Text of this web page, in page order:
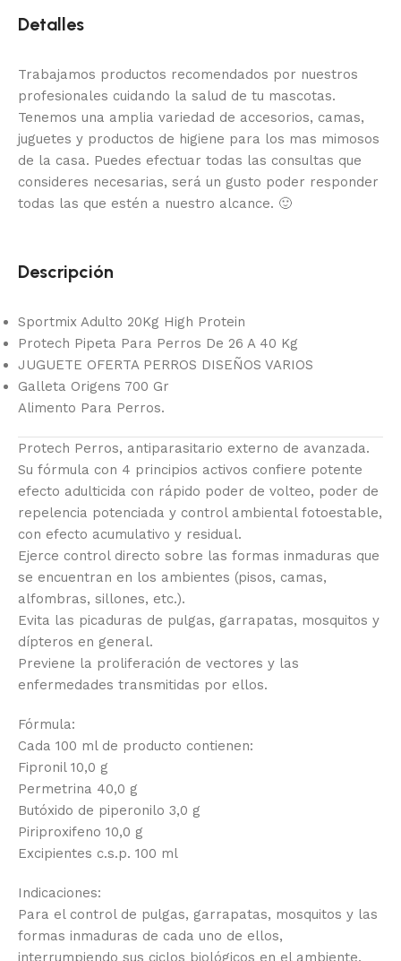
Detalles
Trabajamos productos recomendados por nuestros
profesionales cuidando la salud de tu mascotas.
Tenemos una amplia variedad de accesorios, camas,
juguetes y productos de higiene para los mas mimosos
de la casa. Puedes efectuar todas las consultas que
consideres necesarias, será un gusto poder responder
todas las que estén a nuestro alcance. 🙂
Descripción
Sportmix Adulto 20Kg High Protein
Protech Pipeta Para Perros De 26 A 40 Kg
JUGUETE OFERTA PERROS DISEÑOS VARIOS
Galleta Origens 700 Gr
Alimento Para Perros.
Protech Perros, antiparasitario externo de avanzada.
Su fórmula con 4 principios activos confiere potente
efecto adulticida con rápido poder de volteo, poder de
repelencia potenciada y control ambiental fotoestable,
con efecto acumulativo y residual.
Ejerce control directo sobre las formas inmaduras que
se encuentran en los ambientes (pisos, camas,
alfombras, sillones, etc.).
Evita las picaduras de pulgas, garrapatas, mosquitos y
dípteros en general.
Previene la proliferación de vectores y las
enfermedades transmitidas por ellos.
Fórmula:
Cada 100 ml de producto contienen:
Fipronil 10,0 g
Permetrina 40,0 g
Butóxido de piperonilo 3,0 g
Piriproxifeno 10,0 g
Excipientes c.s.p. 100 ml
Indicaciones:
Para el control de pulgas, garrapatas, mosquitos y las
formas inmaduras de cada uno de ellos,
interrumpiendo sus ciclos biológicos en el ambiente.